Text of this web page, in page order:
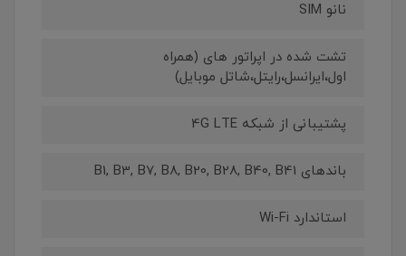
نانو SIM
تشت شده در اپراتور های (همراه
اول،ایرانسل،رایتل،شاتل موبایل)
پشتیبانی از شبکه 4G LTE
باندهای B1, B3, B7, B8, B20, B28, B40, B41
استاندارد Wi-Fi